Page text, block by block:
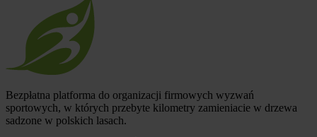
Bezpłatna platforma do organizacji firmowych wyzwań
sportowych, w których przebyte kilometry zamieniacie w drzewa
sadzone w polskich lasach.